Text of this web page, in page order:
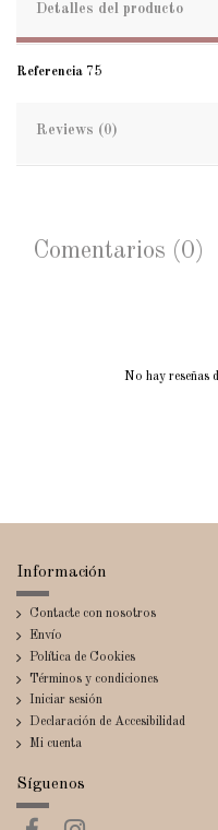
Detalles del producto
Referencia 75
Reviews (0)
Comentarios (0)
No hay reseñas
Información
Contacte con nosotros
Envío
Política de Cookies
Términos y condiciones
Iniciar sesión
Declaración de Accesibilidad
Mi cuenta
Síguenos